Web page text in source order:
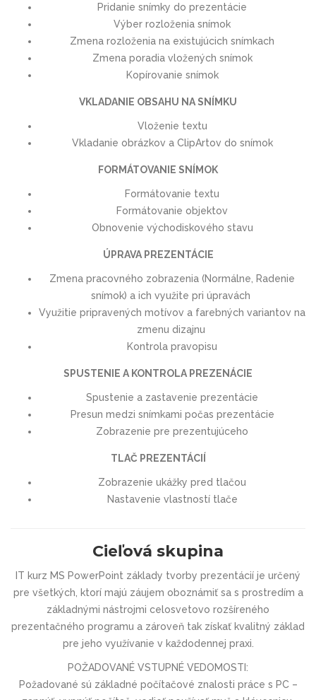
Pridanie snímky do prezentácie
Výber rozloženia snímok
Zmena rozloženia na existujúcich snímkach
Zmena poradia vložených snímok
Kopírovanie snímok
VKLADANIE OBSAHU NA SNÍMKU
Vloženie textu
Vkladanie obrázkov a ClipArtov do snímok
FORMÁTOVANIE SNÍMOK
Formátovanie textu
Formátovanie objektov
Obnovenie východiskového stavu
ÚPRAVA PREZENTÁCIE
Zmena pracovného zobrazenia (Normálne, Radenie
snímok) a ich využite pri úpravách
Využitie pripravených motívov a farebných variantov na
zmenu dizajnu
Kontrola pravopisu
SPUSTENIE A KONTROLA PREZENÁCIE
Spustenie a zastavenie prezentácie
Presun medzi snímkami počas prezentácie
Zobrazenie pre prezentujúceho
TLAČ PREZENTÁCIÍ
Zobrazenie ukážky pred tlačou
Nastavenie vlastností tlače
Cieľová skupina
IT kurz MS PowerPoint základy tvorby prezentácií je určený
pre všetkých, ktorí majú záujem oboznámiť sa s prostredím a
základnými nástrojmi celosvetovo rozšíreného
prezentačného programu a zároveň tak získať kvalitný základ
pre jeho využívanie v každodennej praxi.
POŽADOVANÉ VSTUPNÉ VEDOMOSTI:
Požadované sú základné počítačové znalosti práce s PC –